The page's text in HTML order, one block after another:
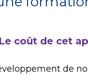
Le coût de cet
de